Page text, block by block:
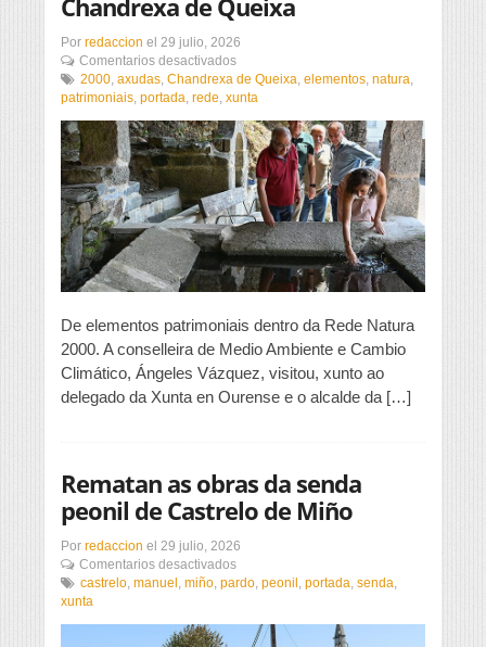
Por redaccion el 29 julio, 2026
Comentarios desactivadosen
Restauración
da
en
Chandrexa
de
Queixa
2000 axudas Chandrexa de Queixa elementos natura
patrimoniais portada rede xunta
De elementos patrimoniais dentro da Rede Natura
2000. A conselleira de Medio Ambiente e Cambio
Climático, Ángeles Vázquez, visitou, xunto ao
delegado da Xunta en Ourense e o alcalde da […]
Rematan as obras da senda
peonil de Castrelo de Miño
Por redaccion el 29 julio, 2026
Comentarios desactivadosen
Rematan
castrelo, manuel , miño, pardo, peonil , portada, senda,
xunta